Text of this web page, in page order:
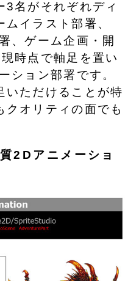
3名がそれぞれディ
イラスト部署、
、ゲーム企画・開
時点で軸足を置い
ション部署です。
いただけることが特
クオリティの面でも
2Dアニメーショ